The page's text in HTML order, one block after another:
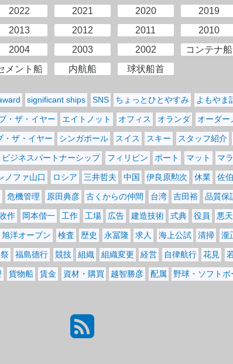
2022 2021 2020 2019
2013 2012 2011 2010
2004 2003 2002 コンテナ船
メント船
内航船 球状船首
significant ships SNS ちょっとひとやすみ よもやま
・ザ・イヤー エイトノット オフィス オランダ オーダー
・ザ・イヤー シンガポール スイス スキー スタッフ紹介
ビジネスパートナーシップ フィリピン ボート マット マ
ノファ山口 ロシア 三井哲夫 中国 伊良原勲次 休業 佐
危機管理 原田典彦 古くからの仲間 台湾 吉田裕 品質保
作 岡本偕一 工作 工場 広告 建造技術 式典 役員 悪
旭洋オープン 検査 歴史 永冨隆 求人 海上公試 清掃 瀧
祭 福島德行 競技 組織 組織変更 経営 自律航行 花見
貨物船 賃金 資材・購買 越智勝彦 配属 野球・ソフトボ